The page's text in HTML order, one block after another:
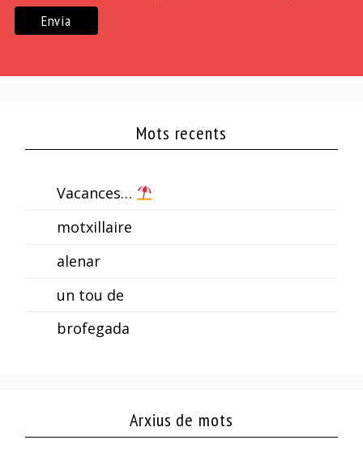
Mots recents
Vacances…
motxillaire
alenar
un tou de
brofegada
Arxius de mots